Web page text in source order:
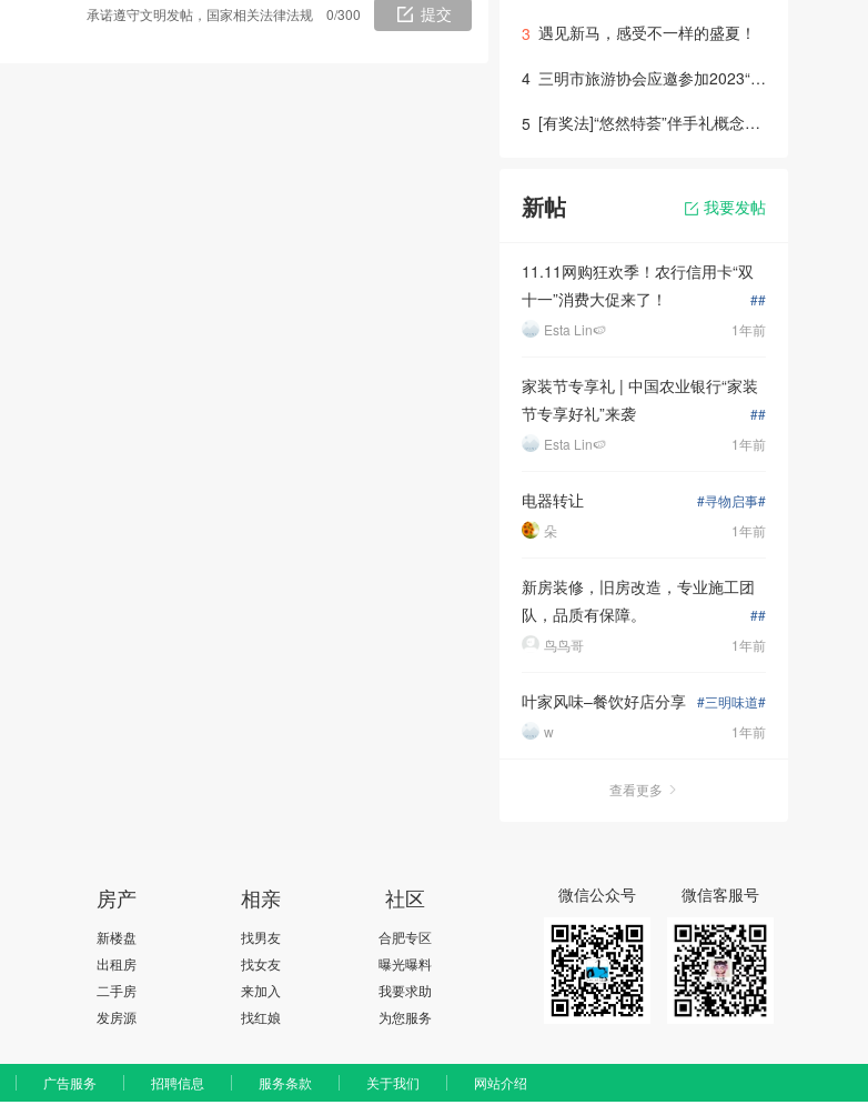
提交
承诺遵守文明发帖，国家相关法律法规 0/300
3 遇见新马，感受不一样的盛夏！
4 三明市旅游协会应邀参加2023“山海闽西南”文旅清爽一夏游龙岩首届音乐漂流节启动仪式
5 [有奖法]“悠然特荟”伴手礼概念设计
新帖 我要发帖
11.11网购狂欢季！农行信用卡“双
十一”消费大促来了！
##
1年前
Esta Lin🍉
家装节专享礼 | 中国农业银行“家装
节专享好礼”来袭
##
1年前
Esta Lin🍉
电器转让
#寻物启事#
1年前
朵
新房装修，旧房改造，专业施工团
队，品质有保障。
##
1年前
鸟鸟哥
叶家风味–餐饮好店分享 #三明味道#
1年前
w
查看更多
房产
新楼盘
出租房
二手房
发房源
相亲
找男友
找女友
来加入
找红娘
社区
合肥专区
曝光曝料
我要求助
为您服务
微信公众号 微信客服号
广告服务 招聘信息 服务条款 关于我们 网站介绍